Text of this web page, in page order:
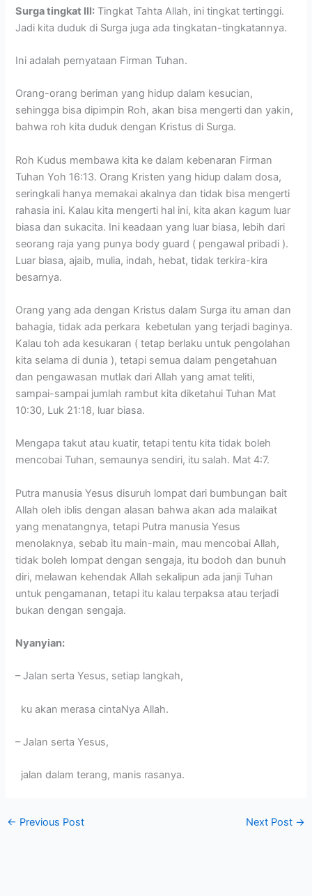
Surga tingkat III: Tingkat Tahta Allah, ini tingkat tertinggi.
Jadi kita duduk di Surga juga ada tingkatan-tingkatannya.
Ini adalah pernyataan Firman Tuhan.
Orang-orang beriman yang hidup dalam kesucian,
sehingga bisa dipimpin Roh, akan bisa mengerti dan yakin,
bahwa roh kita duduk dengan Kristus di Surga.
Roh Kudus membawa kita ke dalam kebenaran Firman
Tuhan Yoh 16:13. Orang Kristen yang hidup dalam dosa,
seringkali hanya memakai akalnya dan tidak bisa mengerti
rahasia ini. Kalau kita mengerti hal ini, kita akan kagum luar
biasa dan sukacita. Ini keadaan yang luar biasa, lebih dari
seorang raja yang punya body guard ( pengawal pribadi ).
Luar biasa, ajaib, mulia, indah, hebat, tidak terkira-kira
besarnya.
Orang yang ada dengan Kristus dalam Surga itu aman dan
bahagia, tidak ada perkara kebetulan yang terjadi baginya.
Kalau toh ada kesukaran ( tetap berlaku untuk pengolahan
kita selama di dunia ), tetapi semua dalam pengetahuan
dan pengawasan mutlak dari Allah yang amat teliti,
sampai-sampai jumlah rambut kita diketahui Tuhan Mat
10:30, Luk 21:18, luar biasa.
Mengapa takut atau kuatir, tetapi tentu kita tidak boleh
mencobai Tuhan, semaunya sendiri, itu salah. Mat 4:7.
Putra manusia Yesus disuruh lompat dari bumbungan bait
Allah oleh iblis dengan alasan bahwa akan ada malaikat
yang menatangnya, tetapi Putra manusia Yesus
menolaknya, sebab itu main-main, mau mencobai Allah,
tidak boleh lompat dengan sengaja, itu bodoh dan bunuh
diri, melawan kehendak Allah sekalipun ada janji Tuhan
untuk pengamanan, tetapi itu kalau terpaksa atau terjadi
bukan dengan sengaja.
Nyanyian:
– Jalan serta Yesus, setiap langkah,
ku akan merasa cintaNya Allah.
– Jalan serta Yesus,
jalan dalam terang, manis rasanya.
← Previous Post Next Post →